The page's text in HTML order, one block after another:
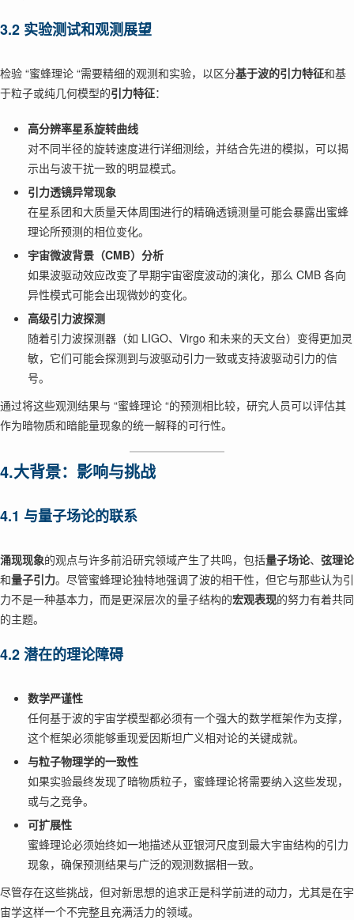
3.2 实验测试和观测展望
检验 “蜜蜂理论 “需要精细的观测和实验，以区分基于波的引力特征和基
于粒子或纯几何模型的引力特征：
高分辨率星系旋转曲线
对不同半径的旋转速度进行详细测绘，并结合先进的模拟，可以揭
示出与波干扰一致的明显模式。
引力透镜异常现象
在星系团和大质量天体周围进行的精确透镜测量可能会暴露出蜜蜂
理论所预测的相位变化。
宇宙微波背景（CMB）分析
如果波驱动效应改变了早期宇宙密度波动的演化，那么 CMB 各向
异性模式可能会出现微妙的变化。
高级引力波探测
随着引力波探测器（如 LIGO、Virgo 和未来的天文台）变得更加灵
敏，它们可能会探测到与波驱动引力一致或支持波驱动引力的信
号。
通过将这些观测结果与 “蜜蜂理论 “的预测相比较，研究人员可以评估其
作为暗物质和暗能量现象的统一解释的可行性。
4.大背景：影响与挑战
4.1 与量子场论的联系
涌现现象的观点与许多前沿研究领域产生了共鸣，包括量子场论、 弦理论
和量子引力。尽管蜜蜂理论独特地强调了波的相干性，但它与那些认为引
力不是一种基本力，而是更深层次的量子结构的宏观表现的努力有着共同
的主题。
4.2 潜在的理论障碍
数学严谨性
任何基于波的宇宙学模型都必须有一个强大的数学框架作为支撑，
这个框架必须能够重现爱因斯坦广义相对论的关键成就。
与粒子物理学的一致性
如果实验最终发现了暗物质粒子，蜜蜂理论将需要纳入这些发现，
或与之竞争。
可扩展性
蜜蜂理论必须始终如一地描述从亚银河尺度到最大宇宙结构的引力
现象，确保预测结果与广泛的观测数据相一致。
尽管存在这些挑战，但对新思想的追求正是科学前进的动力，尤其是在宇
宙学这样一个不完整且充满活力的领域。